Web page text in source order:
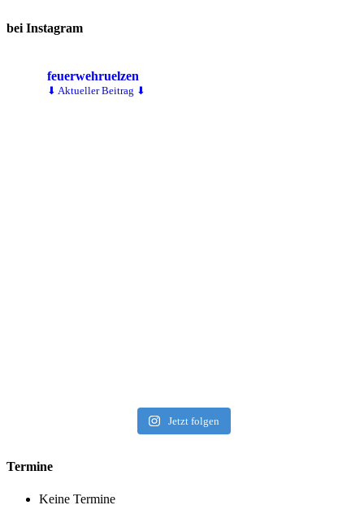
bei Instagram
feuerwehruelzen
⬇ Aktueller Beitrag ⬇
Jetzt folgen
Termine
Keine Termine